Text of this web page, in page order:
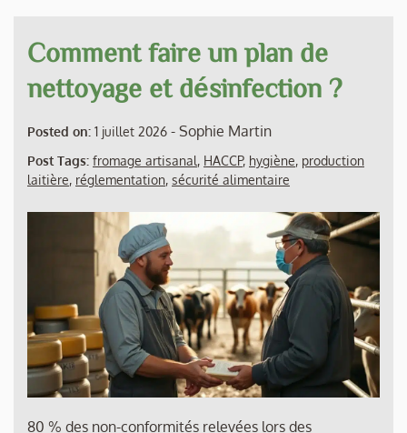
Comment faire un plan de
nettoyage et désinfection ?
Posted on: 1 juillet 2026 - Sophie Martin
Post Tags: fromage artisanal, HACCP, hygiène, production
laitière, réglementation, sécurité alimentaire
80 % des non-conformités relevées lors des